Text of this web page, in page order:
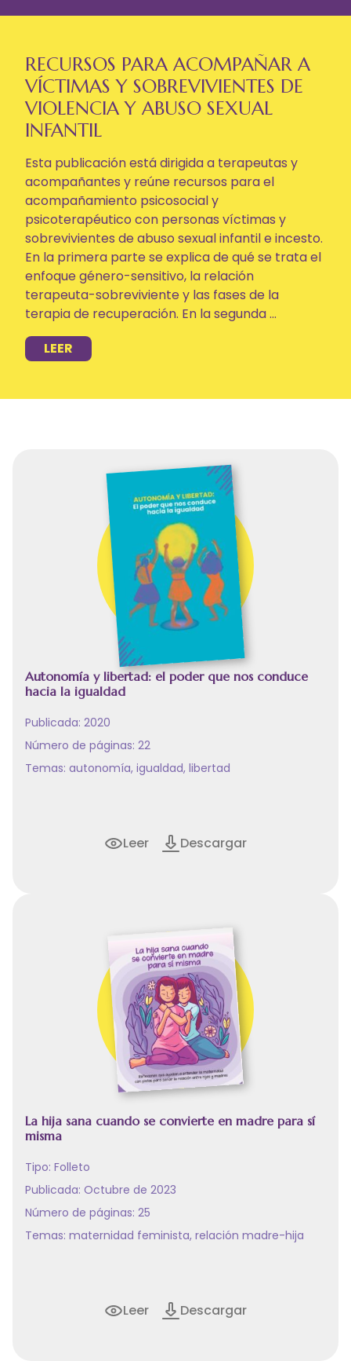
RECURSOS PARA ACOMPAÑAR A
VÍCTIMAS Y SOBREVIVIENTES DE
VIOLENCIA Y ABUSO SEXUAL
INFANTIL
Esta publicación está dirigida a terapeutas y
acompañantes y reúne recursos para el
acompañamiento psicosocial y
psicoterapéutico con personas víctimas y
sobrevivientes de abuso sexual infantil e incesto.
En la primera parte se explica de qué se trata el
enfoque género-sensitivo, la relación
terapeuta-sobreviviente y las fases de la
terapia de recuperación. En la segunda ...
LEER
Autonomía y libertad: el poder que nos conduce
hacia la igualdad
Publicada: 2020
Número de páginas: 22
Temas: autonomía, igualdad, libertad
Leer Descargar
La hija sana cuando se convierte en madre para sí
misma
Tipo: Folleto
Publicada: Octubre de 2023
Número de páginas: 25
Temas: maternidad feminista, relación madre-hija
Leer Descargar